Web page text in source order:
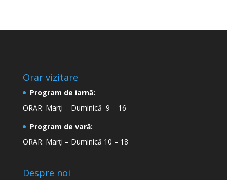
Orar vizitare
Program de iarnă:
ORAR: Marți – Duminică 9 – 16
Program de vară:
ORAR: Marți – Duminică 10 – 18
Despre noi